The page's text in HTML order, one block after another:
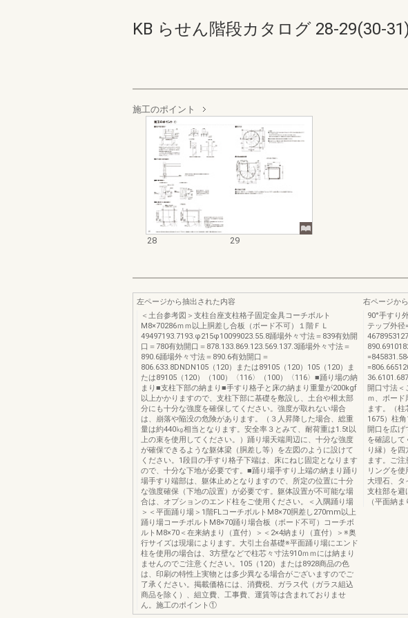
KB らせん階段カタログ 28-29(30-
施工のポイント
28 29
左ページから抽出された内容
＜土台参考図＞支柱台座支柱格子固定金具コーチボルト
M8×70286ｍｍ以上胴差し合板（ボード不可）１階ＦＬ
49497193.7193.φ215φ10099023.55.8踊場外々寸法＝839有効開
口＝780有効開口＝878.133.869.123.569.137.3踊場外々寸法＝
890.6踊場外々寸法＝890.6有効開口＝
806.633.8DNDN105（120）または89105（120）105（120）ま
たは89105（120）（100）〈116〉（100）〈116〉■踊り場の納
まり■支柱下部の納まり■手すり格子と床の納まり重量が200kgf
以上かかりますので、支柱下部に基礎を敷設し、土台や根太部
分にも十分な強度を確保してください。強度が取れない場合
は、崩落や陥没の危険があります。（３人昇降した場合、総重
量は約440㎏相当となります。安全率３とみて、耐荷重は1.5t以
上の束を使用してください。）踊り場天端周辺に、十分な強度
が確保できるような躯体梁（胴差し等）を左図のように設けて
ください。1段目の手すり格子下端は、床にねじ固定となります
ので、十分な下地が必要です。■踊り場手すり上端の納まり踊り
場手すり端部は、躯体止めとなりますので、所定の位置に十分
な強度確保（下地の設置）が必要です。躯体設置が不可能な場
合は、オプションのエンド柱をご使用ください。＜入隅踊り場
＞＜平面踊り場＞1階FLコーチボルトM8×70胴差し270mm以上
踊り場コーチボルトM8×70踊り場合板（ボード不可）コーチボ
ルトM8×70＜在来納まり（直付）＞＜2×4納まり（直付）＞※奥
行サイズは現場によります。大引土台基礎※平面踊り場にエンド
柱を使用の場合は、3方壁などで柱芯々寸法910ｍｍには納まり
ませんのでご注意ください。105（120）または8928商品の色
は、印刷の特性上実物とは多少異なる場合がございますのでご
了承ください。掲載価格には、消費税、ガラス代（ガラス組込
商品を除く）、組立費、工事費、運賃等は含まれておりませ
ん。施工のポイント①
右ページか
90°手すり
テップ外径
開口寸法＜
ｍ、ボード
ます。（柱
1675）柱
開口を広げ
を確認して
り縁）を
ます。ご
リングを
大理石、タ
支柱部を避
（平面納